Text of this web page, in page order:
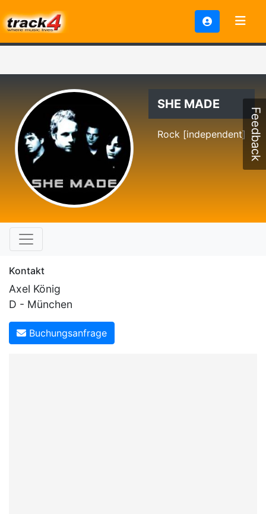
SHE MADE
Rock [independent]
Kontakt
Axel König
D - München
Buchungsanfrage
Feedback